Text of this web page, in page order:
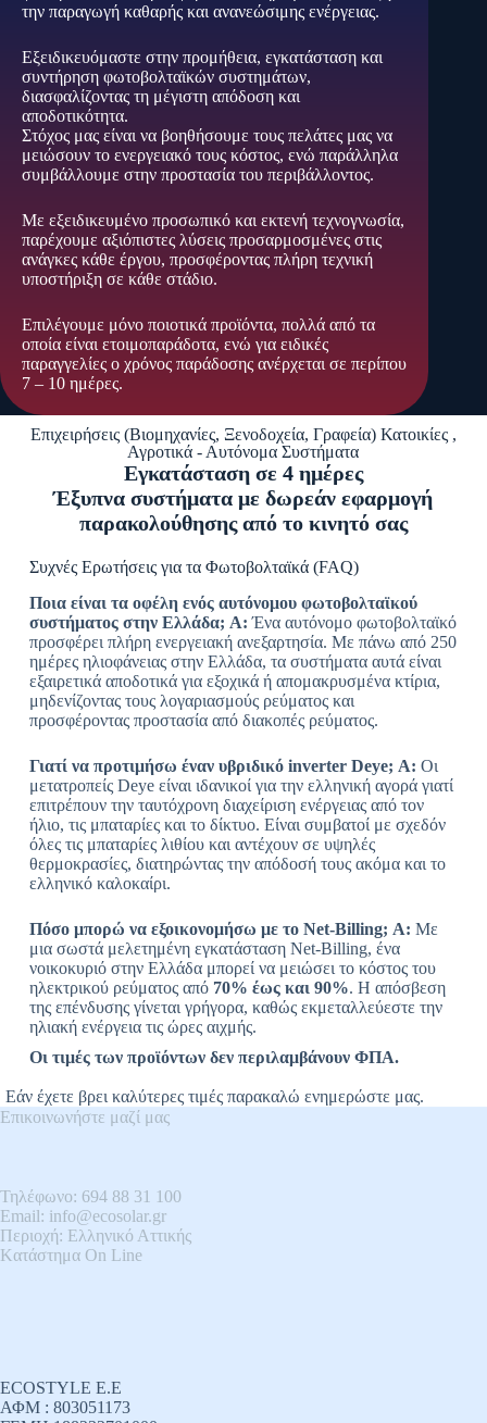
την παραγωγή καθαρής και ανανεώσιμης ενέργειας.
Εξειδικευόμαστε στην προμήθεια, εγκατάσταση και
συντήρηση φωτοβολταϊκών συστημάτων,
διασφαλίζοντας τη μέγιστη απόδοση και
αποδοτικότητα.
Στόχος μας είναι να βοηθήσουμε τους πελάτες μας να
μειώσουν το ενεργειακό τους κόστος, ενώ παράλληλα
συμβάλλουμε στην προστασία του περιβάλλοντος.
Με εξειδικευμένο προσωπικό και εκτενή τεχνογνωσία,
παρέχουμε αξιόπιστες λύσεις προσαρμοσμένες στις
ανάγκες κάθε έργου, προσφέροντας πλήρη τεχνική
υποστήριξη σε κάθε στάδιο.
Επιλέγουμε μόνο ποιοτικά προϊόντα, πολλά από τα
οποία είναι ετοιμοπαράδοτα, ενώ για ειδικές
παραγγελίες ο χρόνος παράδοσης ανέρχεται σε περίπου
7 – 10 ημέρες.
Επιχειρήσεις (Βιομηχανίες, Ξενοδοχεία, Γραφεία) Κατοικίες ,
Αγροτικά - Αυτόνομα Συστήματα
Εγκατάσταση σε 4 ημέρες
Έξυπνα συστήματα με δωρεάν εφαρμογή
παρακολούθησης από το κινητό σας
Συχνές Ερωτήσεις για τα Φωτοβολταϊκά (FAQ)
Ποια είναι τα οφέλη ενός αυτόνομου φωτοβολταϊκού
συστήματος στην Ελλάδα; Α: Ένα αυτόνομο φωτοβολταϊκό
προσφέρει πλήρη ενεργειακή ανεξαρτησία. Με πάνω από 250
ημέρες ηλιοφάνειας στην Ελλάδα, τα συστήματα αυτά είναι
εξαιρετικά αποδοτικά για εξοχικά ή απομακρυσμένα κτίρια,
μηδενίζοντας τους λογαριασμούς ρεύματος και
προσφέροντας προστασία από διακοπές ρεύματος.
Γιατί να προτιμήσω έναν υβριδικό inverter Deye; Α: Οι
μετατροπείς Deye είναι ιδανικοί για την ελληνική αγορά γιατί
επιτρέπουν την ταυτόχρονη διαχείριση ενέργειας από τον
ήλιο, τις μπαταρίες και το δίκτυο. Είναι συμβατοί με σχεδόν
όλες τις μπαταρίες λιθίου και αντέχουν σε υψηλές
θερμοκρασίες, διατηρώντας την απόδοσή τους ακόμα και το
ελληνικό καλοκαίρι.
Πόσο μπορώ να εξοικονομήσω με το Net-Billing; Α: Με
μια σωστά μελετημένη εγκατάσταση Net-Billing, ένα
νοικοκυριό στην Ελλάδα μπορεί να μειώσει το κόστος του
ηλεκτρικού ρεύματος από 70% έως και 90%. Η απόσβεση
της επένδυσης γίνεται γρήγορα, καθώς εκμεταλλεύεστε την
ηλιακή ενέργεια τις ώρες αιχμής.
Οι τιμές των προϊόντων δεν περιλαμβάνουν ΦΠΑ.
Εάν έχετε βρει καλύτερες τιμές παρακαλώ ενημερώστε μας.
Επικοινωνήστε μαζί μας
Τηλέφωνο: 694 88 31 100
Email: info@ecosolar.gr
Περιοχή: Ελληνικό Αττικής
Kατάστημα On Line
ECOSTYLE E.E
ΑΦΜ : 803051173